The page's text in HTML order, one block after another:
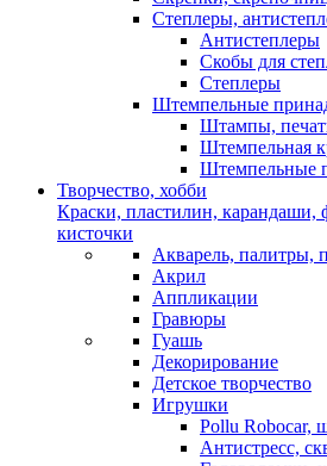
Степлеры,
Антистеплеры
Скобы для
Степлеры
Штемпельные
Штампы,
Штемпельная
Штемпельные
Творчество, хобби
Краски, пластилин, карандаши,
кисточки
Акварель, палитры,
Акрил
Аппликации
Гравюры
Гуашь
Декорирование
Детское творчество
Игрушки
Pollu Robocar,
Антистресс,